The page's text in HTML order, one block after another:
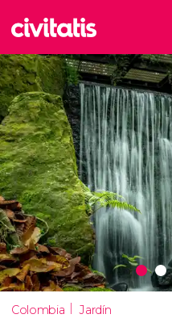
Colombia Jardín